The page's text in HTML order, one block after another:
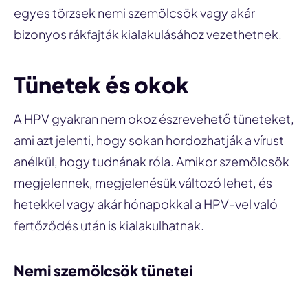
egyes törzsek nemi szemölcsök vagy akár
bizonyos rákfajták kialakulásához vezethetnek.
Tünetek és okok
A HPV gyakran nem okoz észrevehető tüneteket,
ami azt jelenti, hogy sokan hordozhatják a vírust
anélkül, hogy tudnának róla. Amikor szemölcsök
megjelennek, megjelenésük változó lehet, és
hetekkel vagy akár hónapokkal a HPV-vel való
fertőződés után is kialakulhatnak.
Nemi szemölcsök tünetei